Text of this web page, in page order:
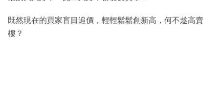
既然現在的買家盲目追價，輕輕鬆鬆創新高，何不趁高賣
樓？